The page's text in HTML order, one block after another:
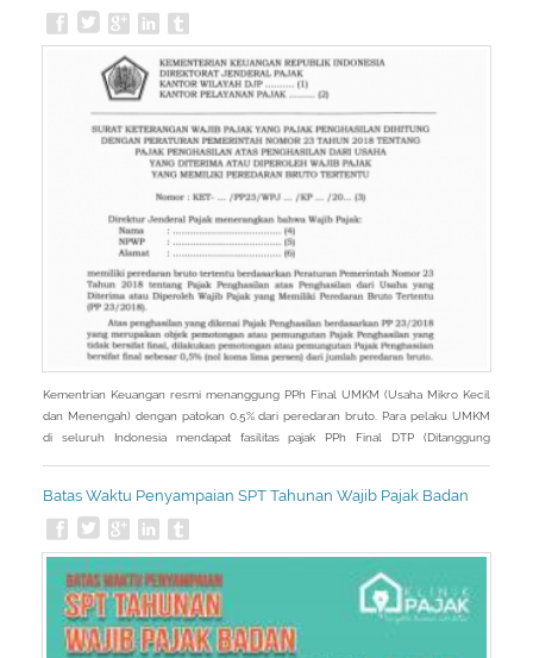
Kementrian Keuangan resmi menanggung PPh Final UMKM (Usaha Mikro Kecil
dan Menengah) dengan patokan 0.5% dari peredaran bruto. Para pelaku UMKM
di seluruh Indonesia mendapat fasilitas pajak PPh Final DTP (Ditanggung
Batas Waktu Penyampaian SPT Tahunan Wajib Pajak Badan